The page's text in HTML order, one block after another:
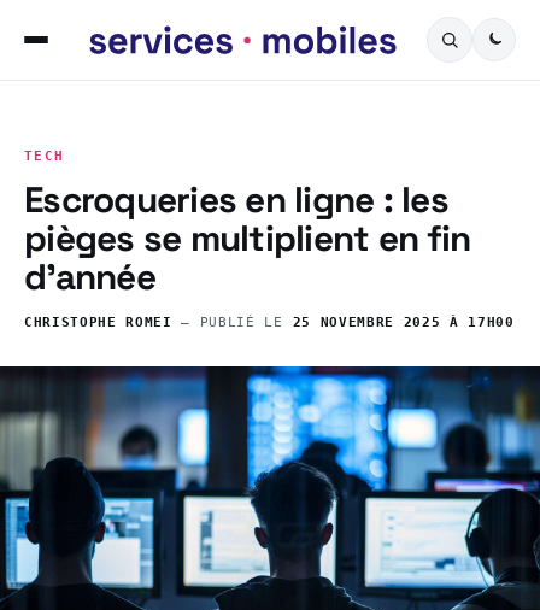
TECH
Escroqueries en ligne : les
pièges se multiplient en fin
d’année
CHRISTOPHE ROMEI — PUBLIÉ LE 25 NOVEMBRE 2025 À 17H00